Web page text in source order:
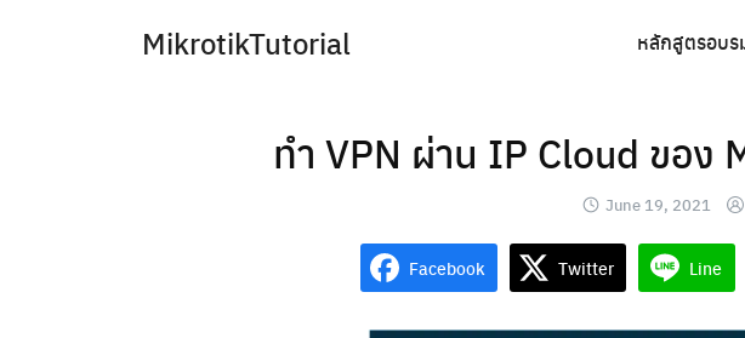
MikrotikTutorial หลักสูตรอบร
ทำ VPN ผ่าน IP Cloud ของ
June 19, 2021
Facebook Twitter Line